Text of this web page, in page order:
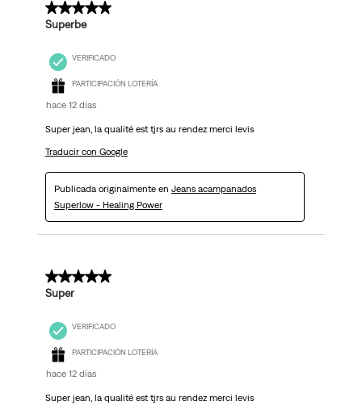
5 de 5 estrellas.
Superbe
VERIFICADO
PARTICIPACIÓN LOTERÍA
hace 12 días
Super jean, la qualité est tjrs au rendez merci levis
Traducir con Google
Publicada originalmente en Jeans acampanados
Superlow - Healing Power
5 de 5 estrellas.
Super
VERIFICADO
PARTICIPACIÓN LOTERÍA
hace 12 días
Super jean, la qualité est tjrs au rendez merci levis